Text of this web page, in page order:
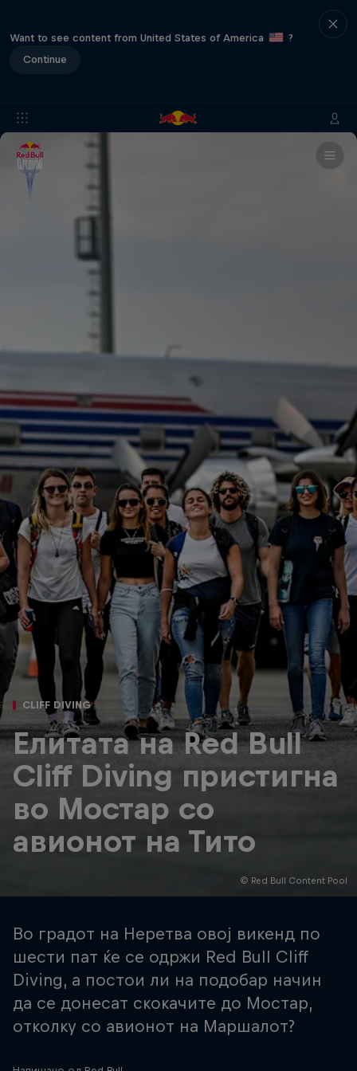
Want to see content from United States of America
?
Continue
© Red Bull Content Pool
CLIFF DIVING
Елитата на Red Bull
Cliff Diving пристигна
во Мостар со
авионот на Тито
Во градот на Неретва овој викенд по
шести пат ќе се одржи Red Bull Cliff
Diving, а постои ли на подобар начин
да се донесат скокачите до Мостар,
отколку со авионот на Маршалот?